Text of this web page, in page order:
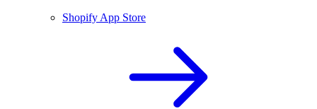
Shopify App Store